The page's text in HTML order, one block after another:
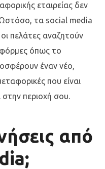
εταιρείας δεν
Ωστόσο, τα social media
πελάτες αναζητούν
όπως το
έναν νέο,
που είναι
στην περιοχή σου.
από